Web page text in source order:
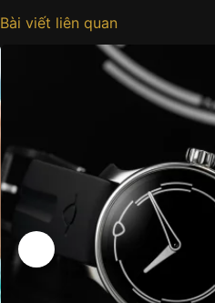
Bài viết liên quan